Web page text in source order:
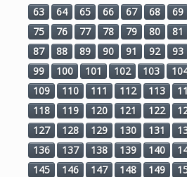
63
64 65 66 67 68 69
75
76 77 78 79 80 81
87
88 89 90 91 92 93
99
100 101 102 103
109
110 111 112 113
118
119 120 121 122
127
128 129 130 131
136
137 138 139 140
145
146 147 148 149